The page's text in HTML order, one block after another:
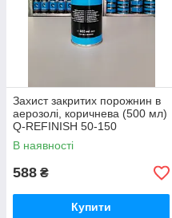
Захист закритих порожнин в
аерозолі, коричнева (500 мл)
Q-REFINISH 50-150
В наявності
588 ₴
Купити